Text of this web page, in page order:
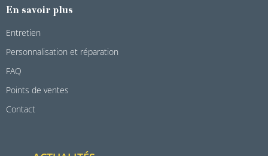
En savoir plus
Entretien
Personnalisation et réparation
FAQ
Points de ventes
Contact